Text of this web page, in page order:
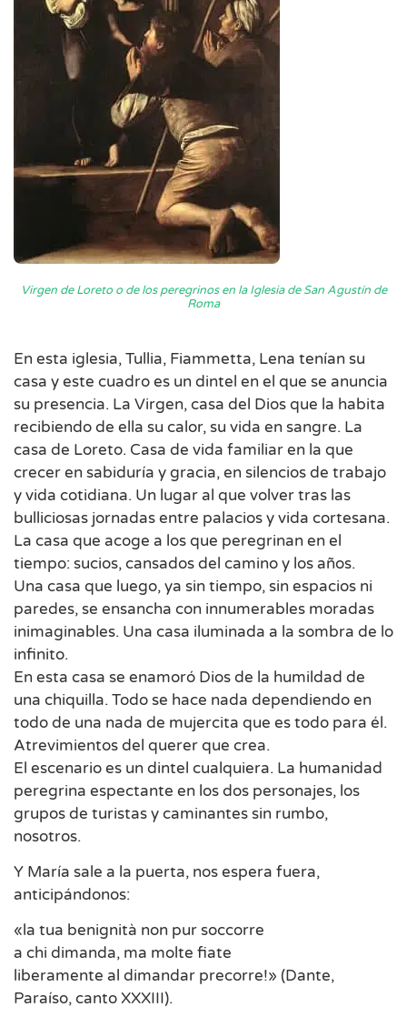
Virgen de Loreto o de los peregrinos en la Iglesia de San Agustín de
Roma
En esta iglesia, Tullia, Fiammetta, Lena tenían su
casa y este cuadro es un dintel en el que se anuncia
su presencia. La Virgen, casa del Dios que la habita
recibiendo de ella su calor, su vida en sangre. La
casa de Loreto. Casa de vida familiar en la que
crecer en sabiduría y gracia, en silencios de trabajo
y vida cotidiana. Un lugar al que volver tras las
bulliciosas jornadas entre palacios y vida cortesana.
La casa que acoge a los que peregrinan en el
tiempo: sucios, cansados del camino y los años.
Una casa que luego, ya sin tiempo, sin espacios ni
paredes, se ensancha con innumerables moradas
inimaginables. Una casa iluminada a la sombra de lo
infinito.
En esta casa se enamoró Dios de la humildad de
una chiquilla. Todo se hace nada dependiendo en
todo de una nada de mujercita que es todo para él.
Atrevimientos del querer que crea.
El escenario es un dintel cualquiera. La humanidad
peregrina espectante en los dos personajes, los
grupos de turistas y caminantes sin rumbo,
nosotros.
Y María sale a la puerta, nos espera fuera,
anticipándonos:
«la tua benignità non pur soccorre
a chi dimanda, ma molte fiate
liberamente al dimandar precorre!» (Dante,
Paraíso, canto XXXIII).